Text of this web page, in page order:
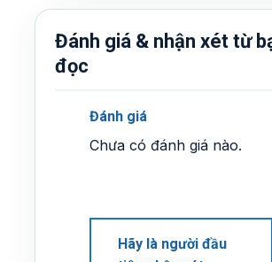
Đánh giá & nhận xét từ
đọc
Đánh giá
Chưa có đánh giá nào.
Hãy là người đầu